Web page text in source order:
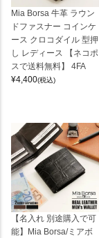
Mia Borsa 牛革 ラウン
ドファスナー コインケ
ース クロコダイル 型押
し レディース 【ネコポ
スで送料無料】 4FA
¥4,400(税込)
【名入れ 別途購入で可
能】Mia Borsa/ミアボ